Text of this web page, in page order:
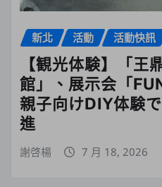
新北 活動 活動快訊
【観光体験】「王
館」、展示会「
親子向けDIY体験
進
謝啓楊 7 月 18, 2026